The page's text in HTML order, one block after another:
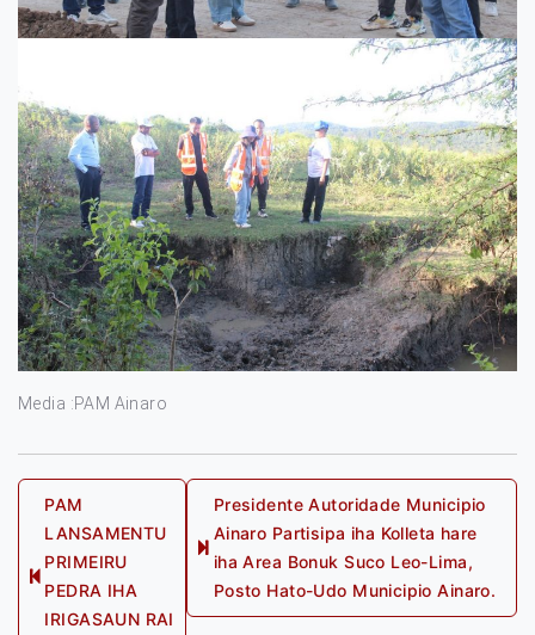
Media :PAM Ainaro
Post
navigation
Previous
post:
PAM
LANSAMENTU
PRIMEIRU
PEDRA IHA
IRIGASAUN RAI
Next
post:
Presidente Autoridade Municipio
Ainaro Partisipa iha Kolleta hare
iha Area Bonuk Suco Leo-Lima,
Posto Hato-Udo Municipio Ainaro.